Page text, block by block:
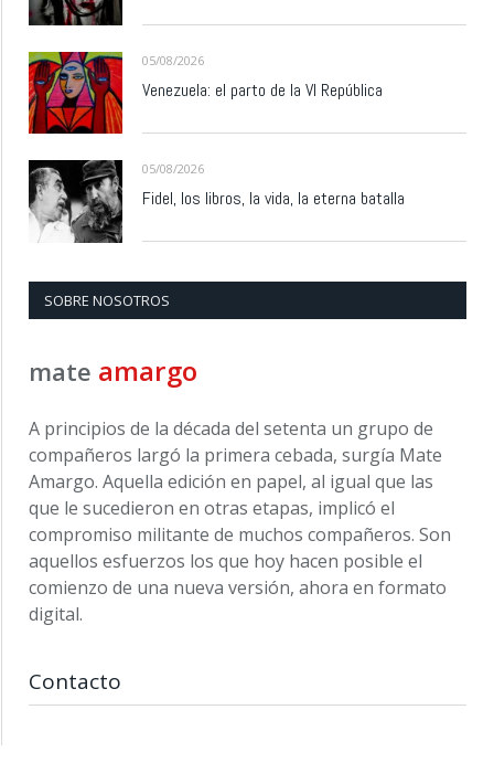
05/08/2026
Venezuela: el parto de la VI República
05/08/2026
Fidel, los libros, la vida, la eterna batalla
SOBRE NOSOTROS
mate amargo
A principios de la década del setenta un grupo de
compañeros largó la primera cebada, surgía Mate
Amargo. Aquella edición en papel, al igual que las
que le sucedieron en otras etapas, implicó el
compromiso militante de muchos compañeros. Son
aquellos esfuerzos los que hoy hacen posible el
comienzo de una nueva versión, ahora en formato
digital.
Contacto